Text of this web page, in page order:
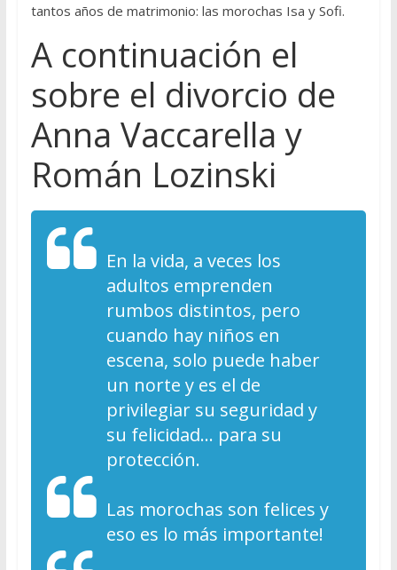
tantos años de matrimonio: las morochas Isa y Sofi.
A continuación el
sobre el divorcio de
Anna Vaccarella y
Román Lozinski
En la vida, a veces los
adultos emprenden
rumbos distintos, pero
cuando hay niños en
escena, solo puede haber
un norte y es el de
privilegiar su seguridad y
su felicidad… para su
protección.
Las morochas son felices y
eso es lo más importante!